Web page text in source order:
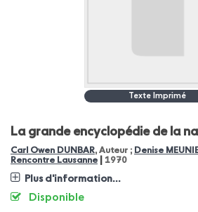
Texte Imprimé
La grande encyclopédie de la
Carl Owen DUNBAR, Auteur ; Denise
Rencontre Lausanne
1970
Plus d'information...
Disponible